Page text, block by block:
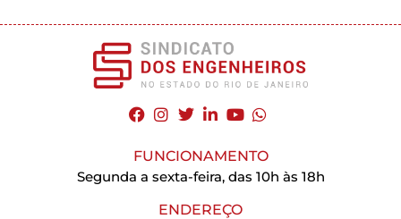
FUNCIONAMENTO
Segunda a sexta-feira, das 10h às 18h
ENDEREÇO